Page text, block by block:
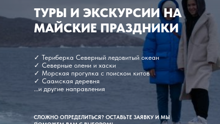
ТУРЫ И ЭКСКУРСИИ НА
МАЙСКИЕ ПРАЗДНИКИ
СЛОЖНО ОПРЕДЕЛИТЬСЯ? ОСТАВЬТЕ ЗАЯВКУ И МЫ
✓ Териберка Северный ледовитый океан
✓ Северные олени и хаски
✓ Морская прогулка с поиском китов
✓ Саамская деревня
...и другие направления